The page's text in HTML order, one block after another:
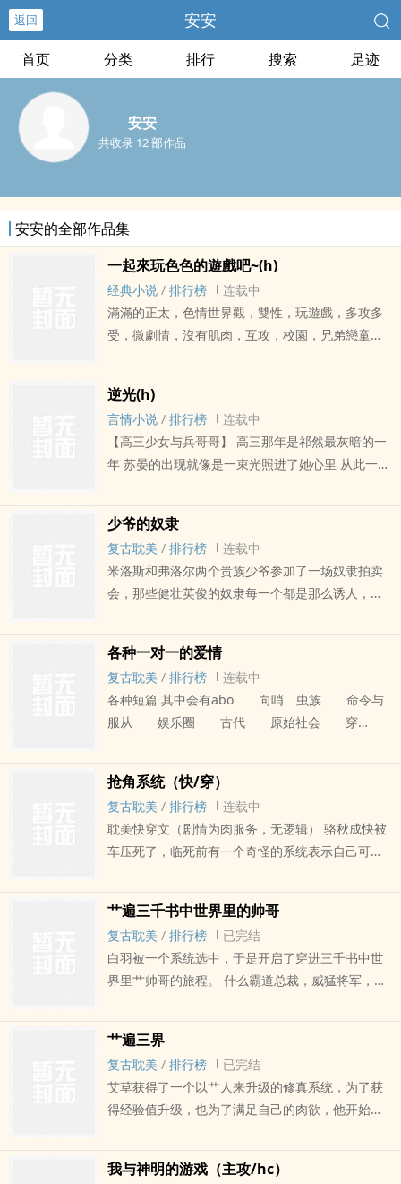
返回 安安
首页 分类 排行 搜索 足迹
安安
共收录 12 部作品
安安的全部作品集
一起來玩色色的遊戲吧~(h)
经典小说 / 排行榜
连载中
滿滿的正太，色情世界觀，雙性，玩遊戲，多攻多
受，微劇情，沒有肌肉，互攻，校園，兄弟戀童萬
冬眠型寫手。
逆光(h)
言情小说 / 排行榜
连载中
【高三少女与兵哥哥】 高三那年是祁然最灰暗的一
年 苏晏的出现就像是一束光照进了她心里 从此一发
文）
少爷的奴隶
复古耽美 / 排行榜
连载中
米洛斯和弗洛尔两个贵族少爷参加了一场奴隶拍卖
会，那些健壮英俊的奴隶每一个都是那么诱人，然
各种一对一的爱情
复古耽美 / 排行榜
连载中
各种短篇 其中会有abo 向哨 虫族 命令与
服从 娱乐圈 古代 原始社会 穿
抢角系统（快/穿）
复古耽美 / 排行榜
连载中
耽美快穿文（剧情为肉服务，无逻辑） 骆秋成快被
车压死了，临死前有一个奇怪的系统表示自己可以
艹遍三千书中世界里的帅哥
复古耽美 / 排行榜
已完结
白羽被一个系统选中，于是开启了穿进三千书中世
界里艹帅哥的旅程。 什么霸道总裁，威猛将军，修
艹遍三界
复古耽美 / 排行榜
已完结
艾草获得了一个以艹人来升级的修真系统，为了获
得经验值升级，也为了满足自己的肉欲，他开始了
我与神明的游戏（主攻/hc）